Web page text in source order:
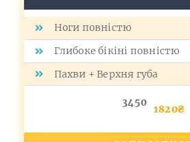
Ноги повністю
Глибоке бікіні повністю
Пахви + Верхня губа
3450
1820₴